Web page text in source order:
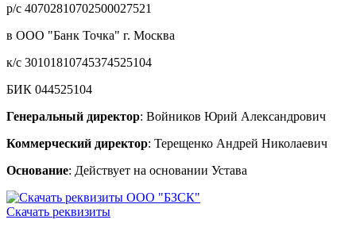
р/с 40702810702500027521
в ООО "Банк Точка" г. Москва
к/с 30101810745374525104
БИК 044525104
Генеральный директор: Войников Юрий Александрович
Коммерческий директор: Терещенко Андрей Николаевич
Основание: Действует на основании Устава
Скачать реквизиты